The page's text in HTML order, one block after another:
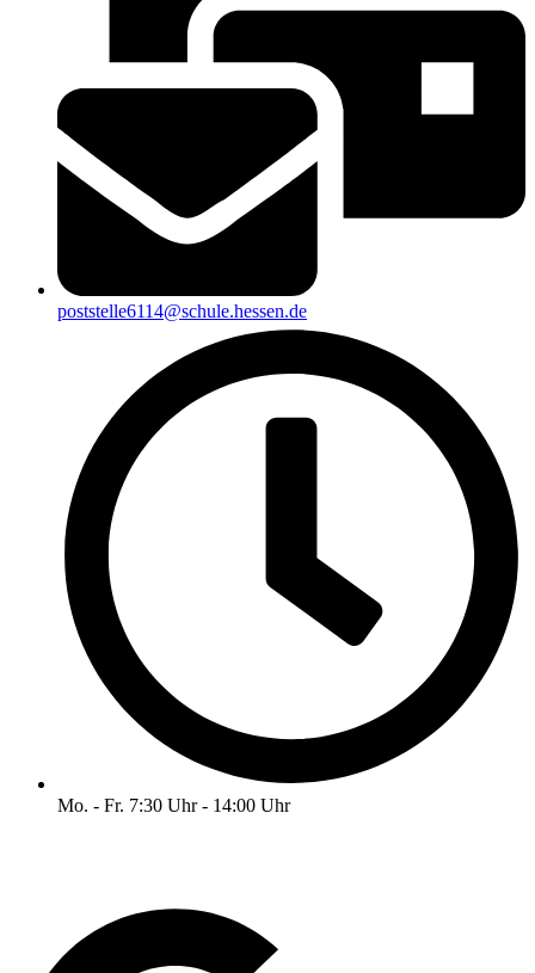
poststelle6114@schule.hessen.de
Mo. - Fr. 7:30 Uhr - 14:00 Uhr